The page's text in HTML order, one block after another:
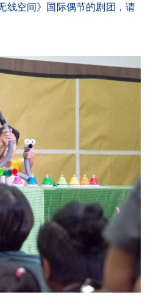
线空间》国际偶节的剧团，请